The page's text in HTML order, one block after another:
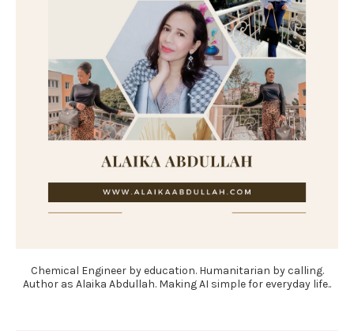
Chemical Engineer by education. Humanitarian by calling.
Author as Alaika Abdullah. Making AI simple for everyday life..